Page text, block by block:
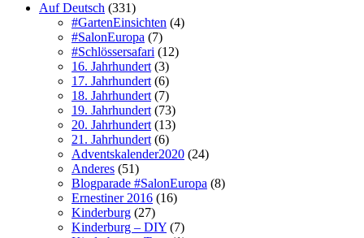
Auf Deutsch (331)
#GartenEinsichten (4)
#SalonEuropa (7)
#Schlössersafari (12)
16. Jahrhundert (3)
17. Jahrhundert (6)
18. Jahrhundert (7)
19. Jahrhundert (73)
20. Jahrhundert (13)
21. Jahrhundert (6)
Adventskalender2020 (24)
Anderes (51)
Blogparade #SalonEuropa (8)
Ernestiner 2016 (16)
Kinderburg (27)
Kinderburg – DIY (7)